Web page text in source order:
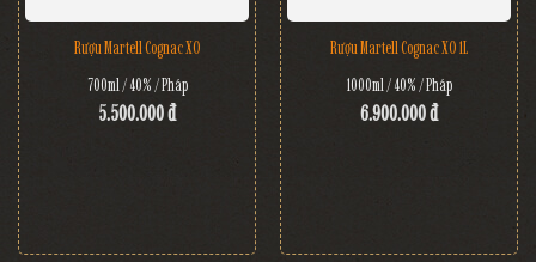
Rượu Martell Cognac XO
700ml / 40% / Pháp
5.500.000 đ
Rượu Martell Cognac XO 1L
1000ml / 40% / Pháp
6.900.000 đ